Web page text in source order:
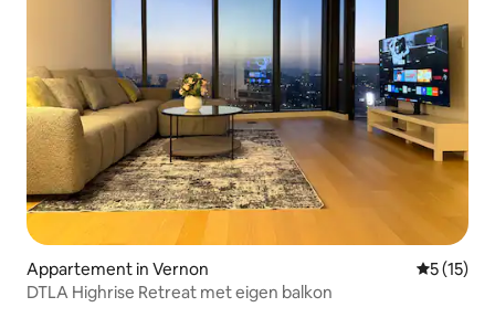
Appartement in Vernon
5 (15)
DTLA Highrise Retreat met eigen balkon